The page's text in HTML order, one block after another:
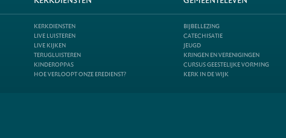
KERKDIENSTEN
LIVE LUISTEREN
LIVE KIJKEN
TERUGLUISTEREN
KINDEROPPAS
HOE VERLOOPT ONZE EREDIENST?
BIJBELLEZING
CATECHISATIE
JEUGD
KRINGEN EN VERENIGINGEN
CURSUS GEESTELIJKE VORMING
KERK IN DE WIJK